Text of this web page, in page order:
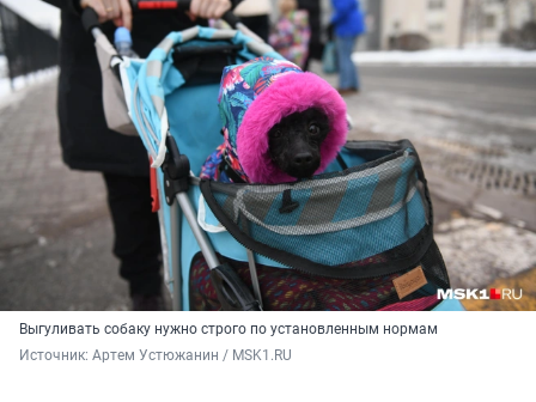
Выгуливать собаку нужно строго по установленным нормам
Источник: Артем Устюжанин / MSK1.RU